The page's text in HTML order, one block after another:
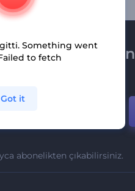
üye olun
abonelikten çıkabilirsiniz.
gitti. Something went
to fetch
Got it